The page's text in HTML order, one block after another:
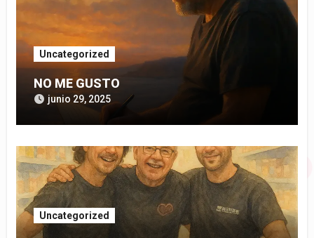
Uncategorized
NO ME GUSTO
junio 29, 2025
Uncategorized